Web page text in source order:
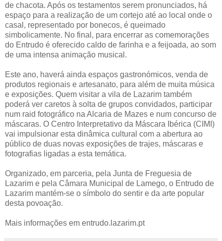
de chacota. Após os testamentos serem pronunciados, há
espaço para a realização de um cortejo até ao local onde o
casal, representado por bonecos, é queimado
simbolicamente. No final, para encerrar as comemorações
do Entrudo é oferecido caldo de farinha e a feijoada, ao som
de uma intensa animação musical.
Este ano, haverá ainda espaços gastronómicos, venda de
produtos regionais e artesanato, para além de muita música
e exposições. Quem visitar a vila de Lazarim também
poderá ver caretos à solta de grupos convidados, participar
num raid fotográfico na Alcaria de Mazes e num concurso de
máscaras. O Centro Interpretativo da Máscara Ibérica (CIMI)
vai impulsionar esta dinâmica cultural com a abertura ao
público de duas novas exposições de trajes, máscaras e
fotografias ligadas a esta temática.
Organizado, em parceria, pela Junta de Freguesia de
Lazarim e pela Câmara Municipal de Lamego, o Entrudo de
Lazarim mantém-se o símbolo do sentir e da arte popular
desta povoação.
Mais informações em entrudo.lazarim.pt